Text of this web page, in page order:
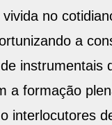
no
a
instrumentais
a formação
interlocutores